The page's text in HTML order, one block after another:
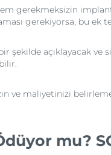
gerekmeksizin
gerekiyorsa, bu ek
şekilde açıklayacak
ve maliyetinizi
mu?